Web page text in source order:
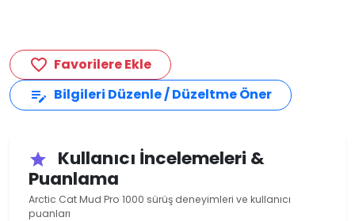
favorite_border Favorilere Ekle
edit_note Bilgileri Düzenle / Düzeltme Öner
star
Kullanıcı İncelemeleri &
Puanlama
Arctic Cat Mud Pro 1000 sürüş deneyimleri ve kullanıcı
puanları